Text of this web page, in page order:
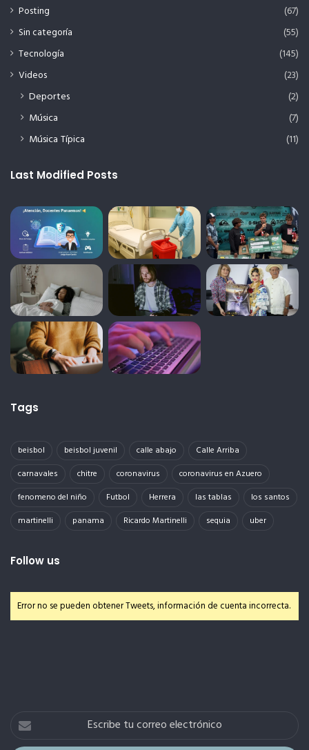
Posting
(67)
Sin categoría
(55)
Tecnología
(145)
Videos
(23)
Deportes
(2)
Música
(7)
Música Típica
(11)
Last Modified Posts
Tags
beisbol beisbol juvenil calle abajo
Calle Arriba
carnavales
chitre coronavirus
coronavirus en Azuero
fenomeno del niño
Futbol Herrera las tablas
los santos
martinelli
panama Ricardo Martinelli sequia uber
Follow us
Error no se pueden obtener Tweets, información de cuenta incorrecta.
Escribe
correo